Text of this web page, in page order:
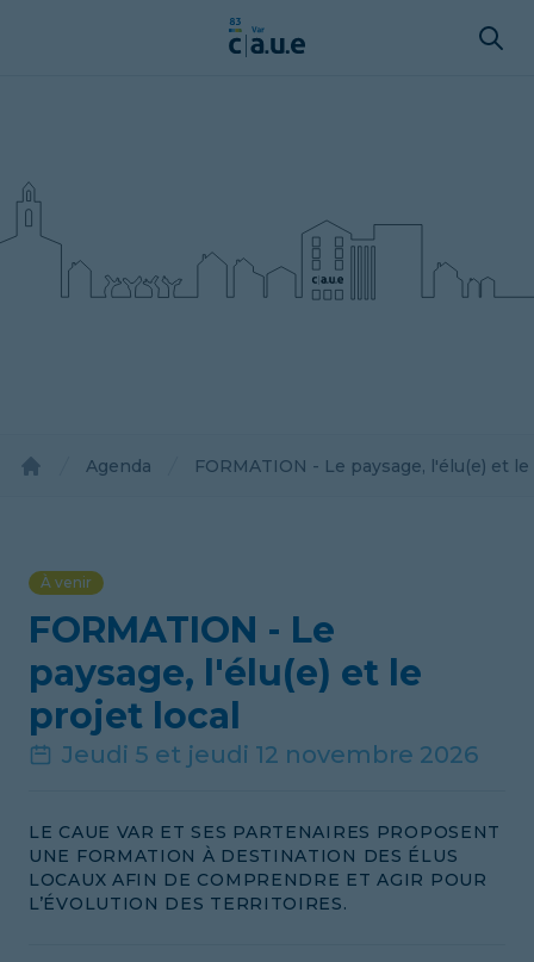
Agenda FORMATION - Le paysage, l'élu(e) et
À venir
FORMATION - Le
paysage, l'élu(e) et le
projet local
Jeudi 5 et jeudi 12 novembre 2026
LE CAUE VAR ET SES PARTENAIRES PROPOSENT
UNE FORMATION À DESTINATION DES ÉLUS
LOCAUX AFIN DE COMPRENDRE ET AGIR POUR
L’ÉVOLUTION DES TERRITOIRES.